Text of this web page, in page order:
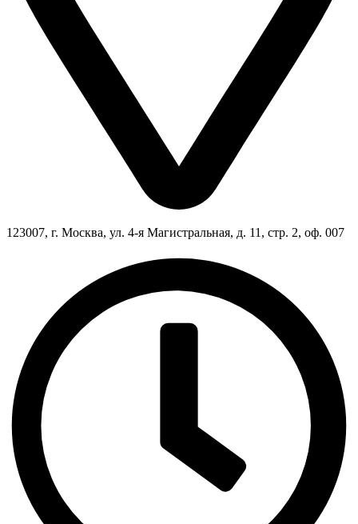
123007, г. Москва, ул. 4-я Магистральная, д. 11, стр. 2, оф. 007